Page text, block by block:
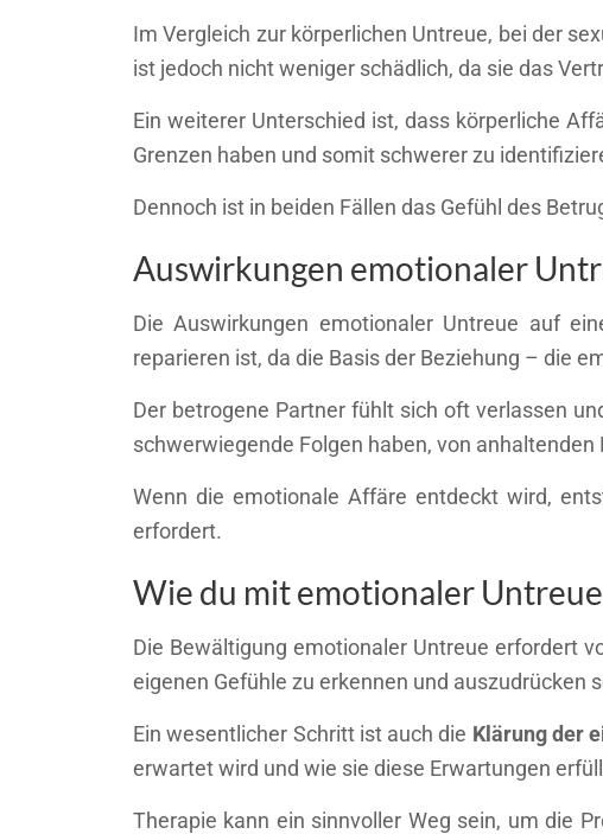
Im Vergleich zur körperlichen Untreue, bei der
ist jedoch nicht weniger schädlich, da sie das
Ein weiterer Unterschied ist, dass körperliche
Grenzen haben und somit schwerer zu
Dennoch ist in beiden Fällen das Gefühl des
Auswirkungen emotionaler
Die Auswirkungen emotionaler Untreue auf
reparieren ist, da die Basis der Beziehung – die
Der betrogene Partner fühlt sich oft verlassen
schwerwiegende Folgen haben, von
Wenn die emotionale Affäre entdeckt wird,
erfordert.
Wie du mit emotionaler
Die Bewältigung emotionaler Untreue erfordert
eigenen Gefühle zu erkennen und auszudrücken
Ein wesentlicher Schritt ist auch die Klärung der
erwartet wird und wie sie diese Erwartungen
Therapie kann ein sinnvoller Weg sein, um die